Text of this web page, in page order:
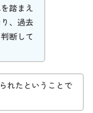
踏まえ
、過去
断して
れたということで